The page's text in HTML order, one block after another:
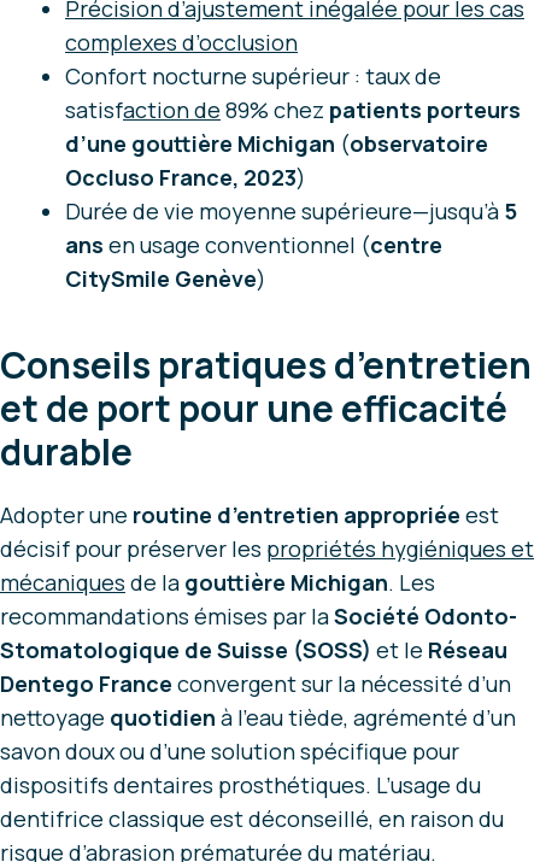
Précision d’ajustement inégalée pour les cas
complexes d’occlusion
Confort nocturne supérieur : taux de
satisfaction de 89% chez patients porteurs
d’une gouttière Michigan (observatoire
Occluso France, 2023)
Durée de vie moyenne supérieure—jusqu’à 5
ans en usage conventionnel (centre
CitySmile Genève)
Conseils pratiques d’entretien
et de port pour une efficacité
durable
Adopter une routine d’entretien appropriée est
décisif pour préserver les propriétés hygiéniques et
mécaniques de la gouttière Michigan. Les
recommandations émises par laSociété Odonto-
Stomatologique de Suisse (SOSS) et le Réseau
Dentego France convergent sur la nécessité d’un
nettoyage quotidien à l’eau tiède, agrémenté d’un
savon doux ou d’une solution spécifique pour
dispositifs dentaires prosthétiques. L’usage du
dentifrice classique est déconseillé, en raison du
risque d’abrasion prématurée du matériau.